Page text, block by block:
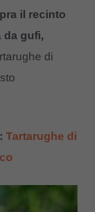
il recinto
da gufi,
di
Tartarughe di